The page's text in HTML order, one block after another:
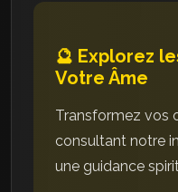
🔮 Explorez
Votre Âme
Transformez vos
consultant notre
une guidance